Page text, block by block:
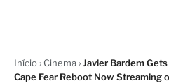
Início› Cinema›Javier Bardem
Cape Fear Reboot Now Streaming